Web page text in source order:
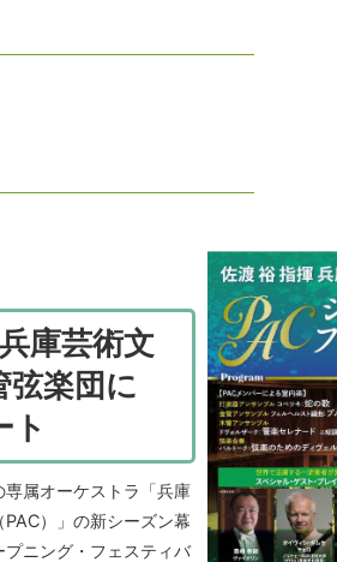
庫芸術文
弦楽団に
ト
属オーケストラ「兵庫
）」の新シーズン幕
ニング・フェスティバ